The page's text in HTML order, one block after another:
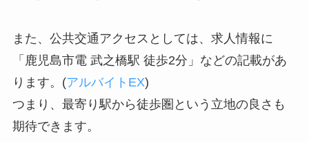
また、公共交通アクセスとしては、求人情報に
「鹿児島市電 武之橋駅 徒歩2分」などの記載があ
ります。(アルバイトEX)
つまり、最寄り駅から徒歩圏という立地の良さも
期待できます。